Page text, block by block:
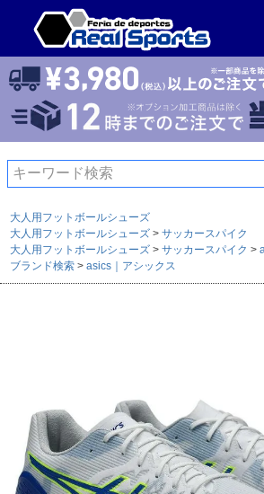
検索
大人用フットボールシューズ
大人用フットボールシューズ
サッカースパイク
大人用フットボールシューズ
サッカースパイク
ブランド検索
asics｜アシックス